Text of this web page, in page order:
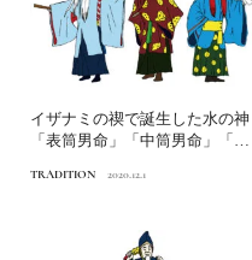
イザナミの禊で誕生した水の神
「表筒男命」「中筒男命」「底
TRADITION 2020.12.1